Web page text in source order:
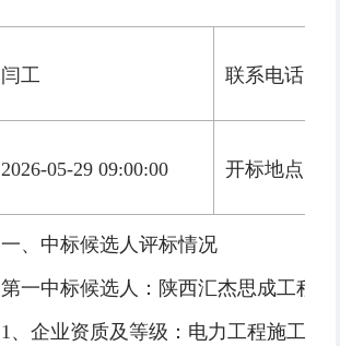
闫工 联系电话
2026-05-29 09:00:00 开标地点
一、中标候选人评标情况
第一中标候选人：陕西汇杰思成工程
1、企业资质及等级：电力工程施工总